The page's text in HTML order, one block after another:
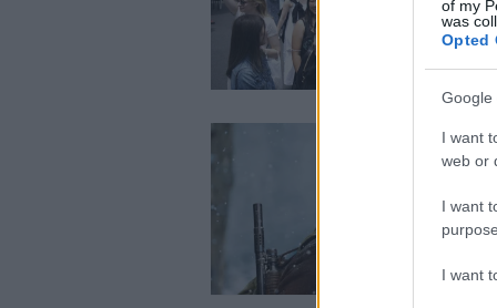
of my
was
Opted
Google
I want
web or
I want
I want